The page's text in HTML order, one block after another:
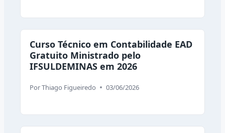
Curso Técnico em Contabilidade EAD
Gratuito Ministrado pelo
IFSULDEMINAS em 2026
PorThiago Figueiredo 03/06/2026